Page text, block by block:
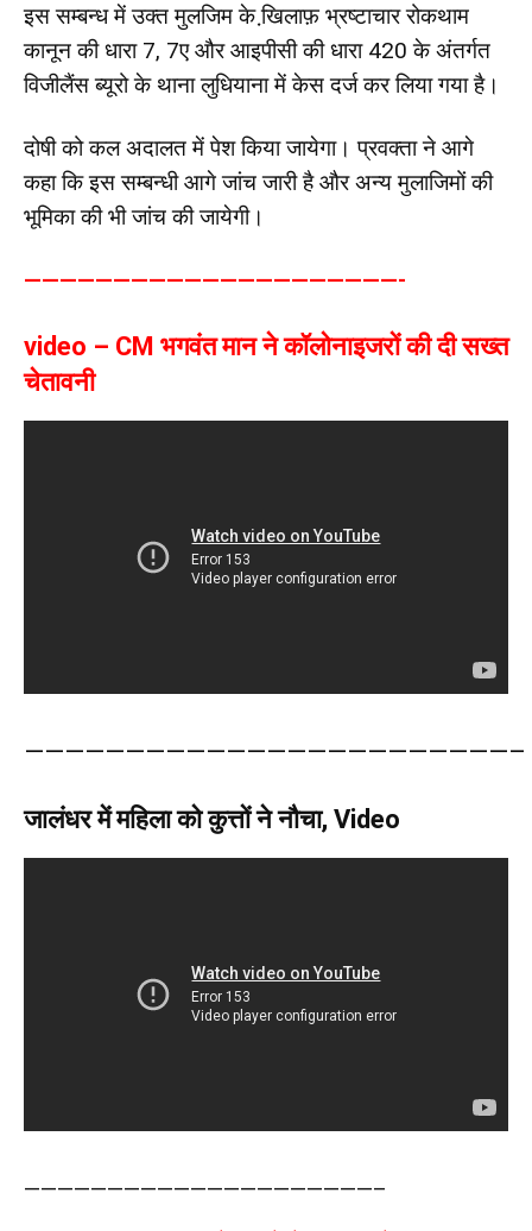
इस सम्बन्ध में उक्त मुलजिम के खि़लाफ़ भ्रष्टाचार रोकथाम
कानून की धारा 7, 7ए और आइपीसी की धारा 420 के अंतर्गत
विजीलैंस ब्यूरो के थाना लुधियाना में केस दर्ज कर लिया गया है।
दोषी को कल अदालत में पेश किया जायेगा। प्रवक्ता ने आगे
कहा कि इस सम्बन्धी आगे जांच जारी है और अन्य मुलाजिमों की
भूमिका की भी जांच की जायेगी।
—————————————————————-
video – CM भगवंत मान ने कॉलोनाइजरों की दी सख्त
चेतावनी
————————————————————————–
जालंधर में महिला को कुत्तों ने नौचा, Video
—————————————————————–